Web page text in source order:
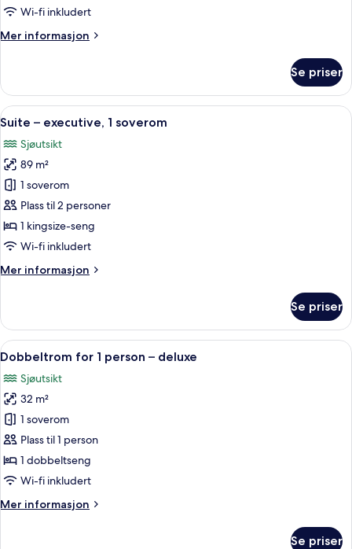
sjøutsikt
Wi-fi inkludert
Mer informasjon
Mer
–
honeymoon,
sjøutsikt
Se priser
Åpne
alle
bildene
av
Suite
–
executive,
1
Suite – executive, 1 soverom |
7
Suite – executive, 1 soverom
Sjøutsikt
89 m²
1 soverom
Plass til 2 personer
1 kingsize-seng
Wi-fi inkludert
Mer informasjon
Mer
–
executive,
1
Se priser
Åpne
alle
bildene
av
Dobbeltrom
for
1
person
deluxe
Sengetøy i egyptisk bomull,
5
Dobbeltrom for 1 person – deluxe
Sjøutsikt
32 m²
1 soverom
Plass til 1 person
1 dobbeltseng
Wi-fi inkludert
Mer informasjon
Mer
Se priser